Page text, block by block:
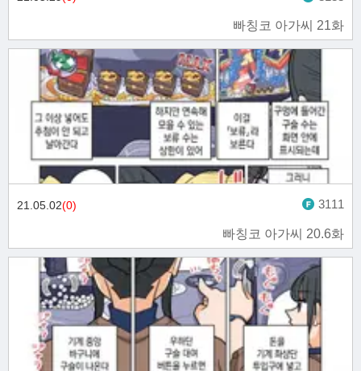
빠칭코 아가씨 21화
빠칭코 아가씨 20.6화
21.05.02(0) 3111